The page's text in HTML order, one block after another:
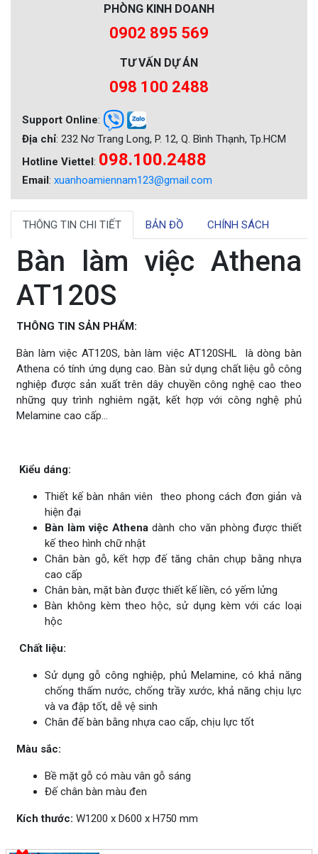
PHÒNG KINH DOANH
0902 895 569
TƯ VẤN DỰ ÁN
098 100 2488
Support Online:
Địa chỉ: 232 Nơ Trang Long, P. 12, Q. Bình Thạnh, Tp.HCM
Hotline Viettel: 098.100.2488
Email: xuanhoamiennam123@gmail.com
THÔNG TIN CHI TIẾT BẢN ĐỒ CHÍNH SÁCH
Bàn làm việc Athena
AT120S
THÔNG TIN SẢN PHẨM:
Bàn làm việc AT120S, bàn làm việc AT120SHL là dòng bàn
Athena có tính ứng dụng cao. Bàn sử dụng chất liệu gỗ công
nghiệp được sản xuất trên dây chuyền công nghệ cao theo
những quy trình nghiêm ngặt, kết hợp với công nghệ phủ
Melamine cao cấp...
Kiểu dáng:
Thiết kế bàn nhân viên theo phong cách đơn giản và
hiện đại
Bàn làm việc Athenadành cho văn phòng được thiết
kế theo hình chữ nhật
Chân bàn gỗ, kết hợp đế tăng chân chụp bằng nhựa
cao cấp
Chân bàn, mặt bàn được thiết kế liền, có yếm lửng
Bàn không kèm theo hộc, sử dụng kèm với các loại
hộc
Chất liệu:
Sử dụng gỗ công nghiệp, phủ Melamine, có khả năng
chống thấm nước, chống trầy xước, khả năng chịu lực
và va đập tốt, dễ vệ sinh
Chân đế bàn bằng nhựa cao cấp, chịu lực tốt
Màu sắc:
Bề mặt gỗ có màu vân gỗ sáng
Đế chân bàn màu đen
Kích thước: W1200 x D600 x H750 mm